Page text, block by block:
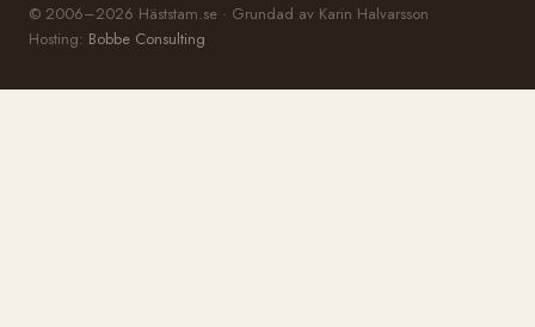
© 2006–2026 Häststam.se · Grundad av Karin Halvarsson
Hosting: Bobbe Consulting